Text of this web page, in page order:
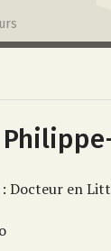
: Docteur en